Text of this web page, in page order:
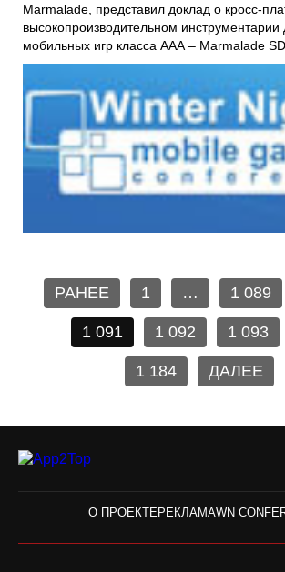
Marmalade, представил доклад о кросс-
высокопроизводительном инструментарии
мобильных игр класса ААА – Marmalade
РАНЕЕ 1 … 1 089
1 091 1 092 1 093
1 184 ДАЛЕЕ
О ПРОЕКТЕ РЕКЛАМАWN